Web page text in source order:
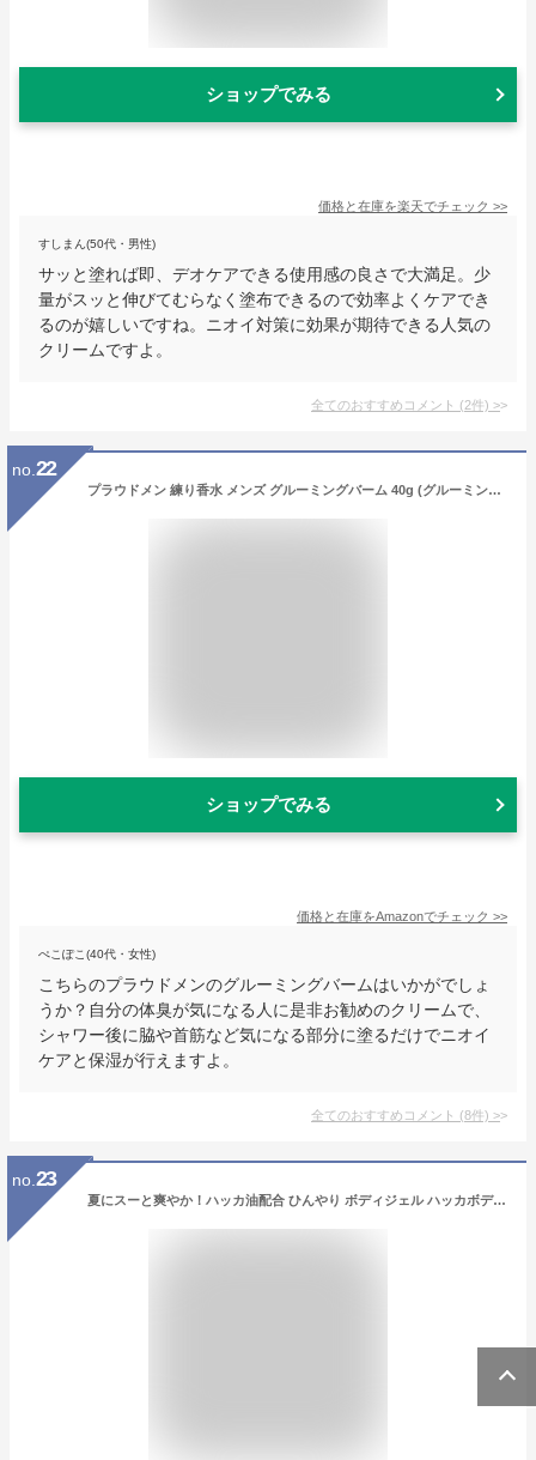
ショップでみる
価格と在庫を楽天でチェック >>
すしまん(50代・男性)
サッと塗れば即、デオケアできる使用感の良さで大満足。少
量がスッと伸びてむらなく塗布できるので効率よくケアでき
るのが嬉しいですね。ニオイ対策に効果が期待できる人気の
クリームですよ。
全てのおすすめコメント (2件) >
no. 22
プラウドメン 練り香水 メンズ グルーミングバーム 40g (グルーミング・シトラスの香り) 香水・フレグランスクリーム
ショップでみる
価格と在庫をAmazonでチェック >>
ぺこぽこ(40代・女性)
こちらのプラウドメンのグルーミングバームはいかがでしょ
うか？自分の体臭が気になる人に是非お勧めのクリームで、
シャワー後に脇や首筋など気になる部分に塗るだけでニオイ
ケアと保湿が行えますよ。
全てのおすすめコメント (8件) >
no. 23
夏にスーと爽やか！ハッカ油配合 ひんやり ボディジェル ハッカボディジェル 150g ポンプ式 ボディージェル ボディークリーム ボディクリーム メンズ OK ボディーローション ボディローション 冷感ジェル 冷感 首 冷感グッズ 肌 加齢臭